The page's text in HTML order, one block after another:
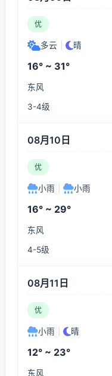
优
多云 晴
16° ~ 31°
东风
3-4级
08月10日
优
小雨 小雨
16° ~ 29°
东风
4-5级
08月11日
优
小雨 晴
12° ~ 23°
东风